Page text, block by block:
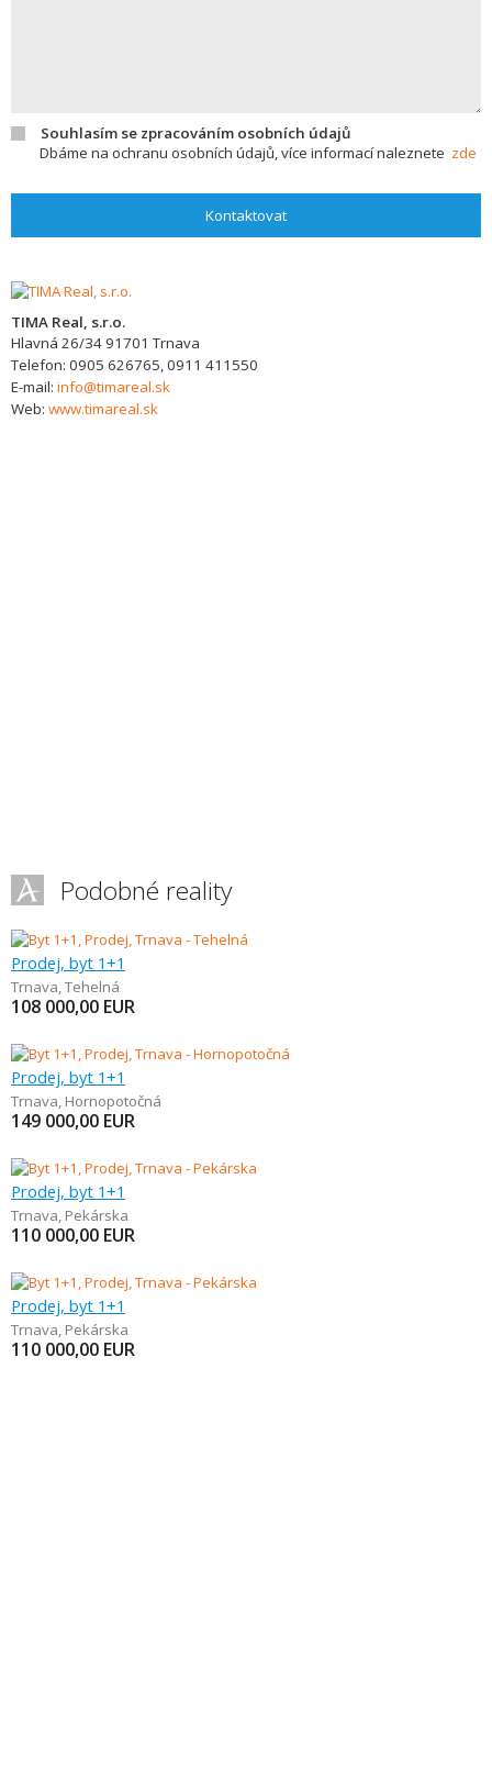
Souhlasím se zpracováním osobních údajů
Dbáme na ochranu osobních údajů, více informací naleznete zde
Kontaktovat
TIMA Real, s.r.o.
Hlavná 26/3491701 Trnava
Telefon: 0905 626765, 0911 411550
E-mail: info@timareal.sk
Web: www.timareal.sk
Podobné reality
Prodej, byt 1+1
Trnava,Tehelná
108 000,00 EUR
Prodej, byt 1+1
Trnava, Hornopotočná
149 000,00 EUR
Prodej, byt 1+1
Trnava, Pekárska
110 000,00 EUR
Prodej, byt 1+1
Trnava, Pekárska
110 000,00 EUR